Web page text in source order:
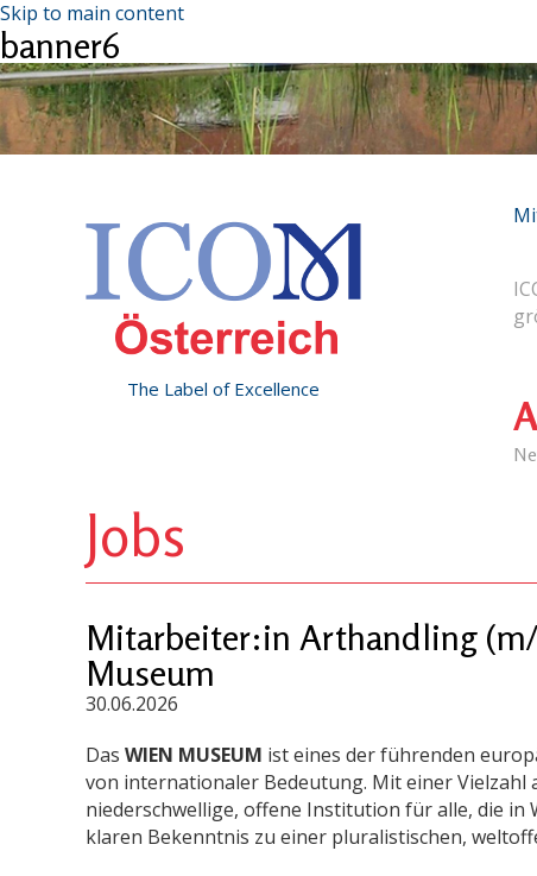
Skip to main content
banner6
The Label of Excellence
Jobs
Mitarbeiter:in Arthandling
Museum
30.06.2026
Das WIEN MUSEUM ist eines der führenden
von internationaler Bedeutung. Mit einer Vielzahl
niederschwellige, offene Institution für alle, die in
klaren Bekenntnis zu einer pluralistischen,